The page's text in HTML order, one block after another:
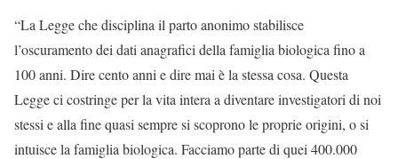
“La Legge che disciplina il parto anonimo stabilisce
l’oscuramento dei dati anagrafici della famiglia biologica fino a
100 anni. Dire cento anni e dire mai è la stessa cosa. Questa
Legge ci costringe per la vita intera a diventare investigatori di noi
stessi e alla fine quasi sempre si scoprono le proprie origini, o si
intuisce la famiglia biologica. Facciamo parte di quei 400.000